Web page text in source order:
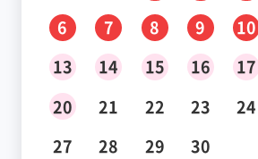
6
7 8 9 10
13
14 15 16 17
20
21 22 23 24
27
28 29 30